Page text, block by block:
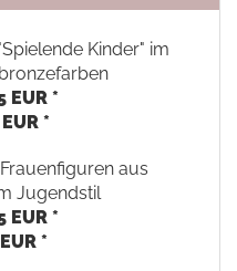
Kinder" im
EUR *
*
aus
Jugendstil
EUR *
*